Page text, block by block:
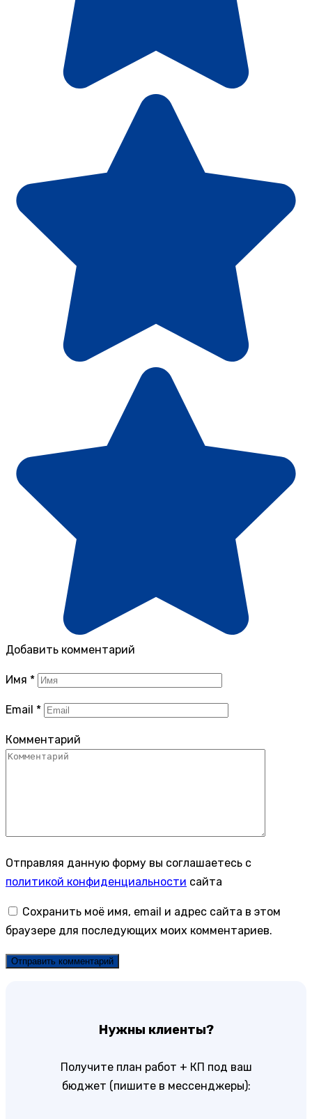
Добавить комментарий
Имя *
Email *
Комментарий
Отправляя данную форму вы соглашаетесь с
политикой конфиденциальности сайта
Сохранить моё имя, email и адрес сайта в этом
браузере для последующих моих комментариев.
Нужны клиенты?
Получите план работ + КП под ваш
бюджет (пишите в мессенджеры):